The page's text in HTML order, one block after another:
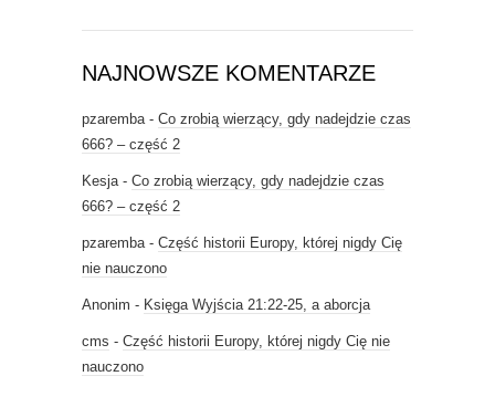
NAJNOWSZE KOMENTARZE
pzaremba - Co zrobią wierzący, gdy nadejdzie czas
666? – część 2
Kesja - Co zrobią wierzący, gdy nadejdzie czas
666? – część 2
pzaremba - Część historii Europy, której nigdy Cię
nie nauczono
Anonim - Księga Wyjścia 21:22-25, a aborcja
cms - Część historii Europy, której nigdy Cię nie
nauczono